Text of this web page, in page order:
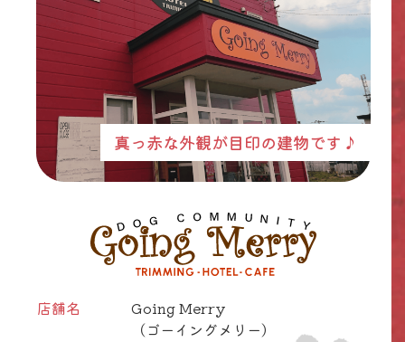
真っ赤な外観が目印の建物です♪
店舗名
Going Merry
（ゴーイングメリー）